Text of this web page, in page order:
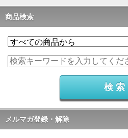
商品検索
メルマガ登録・解除